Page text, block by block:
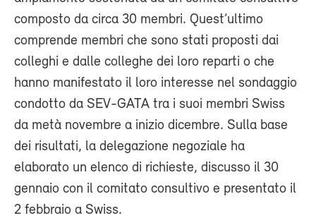
composto da circa 30 membri. Quest’ultimo
comprende membri che sono stati proposti dai
colleghi e dalle colleghe dei loro reparti o che
hanno manifestato il loro interesse nel sondaggio
condotto da SEV-GATA tra i suoi membri Swiss
da metà novembre a inizio dicembre. Sulla base
dei risultati, la delegazione negoziale ha
elaborato un elenco di richieste, discusso il 30
gennaio con il comitato consultivo e presentato il
2 febbraio a Swiss.